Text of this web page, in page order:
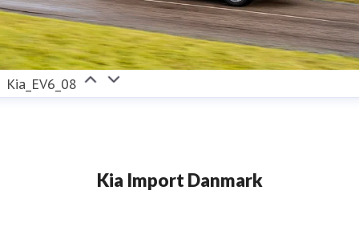
Kia_EV6_08
Kia Import Danmark